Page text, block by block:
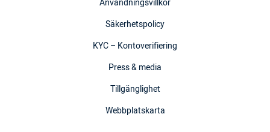
Användningsvillkor
Säkerhetspolicy
KYC – Kontoverifiering
Press & media
Tillgänglighet
Webbplatskarta